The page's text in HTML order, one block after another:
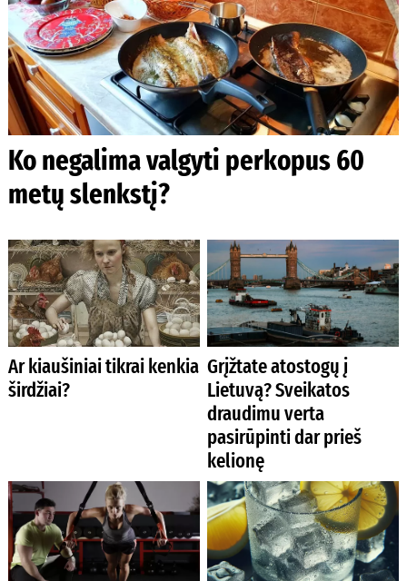
Ko negalima valgyti perkopus 60
metų slenkstį?
Ar kiaušiniai tikrai kenkia
širdžiai?
Grįžtate atostogų į
Lietuvą? Sveikatos
draudimu verta
pasirūpinti dar prieš
kelionę